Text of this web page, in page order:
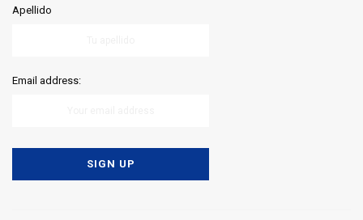
Apellido
Email address: